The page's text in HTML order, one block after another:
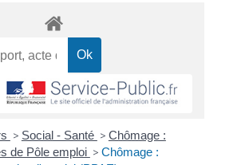
> Social - Santé > Chômage :
de Pôle emploi > Chômage :